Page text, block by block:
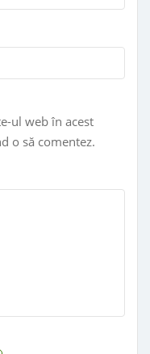
ul web în acest
o să comentez.